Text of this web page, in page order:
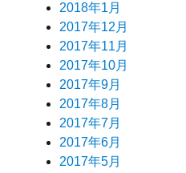
2018年1月
2017年12月
2017年11月
2017年10月
2017年9月
2017年8月
2017年7月
2017年6月
2017年5月